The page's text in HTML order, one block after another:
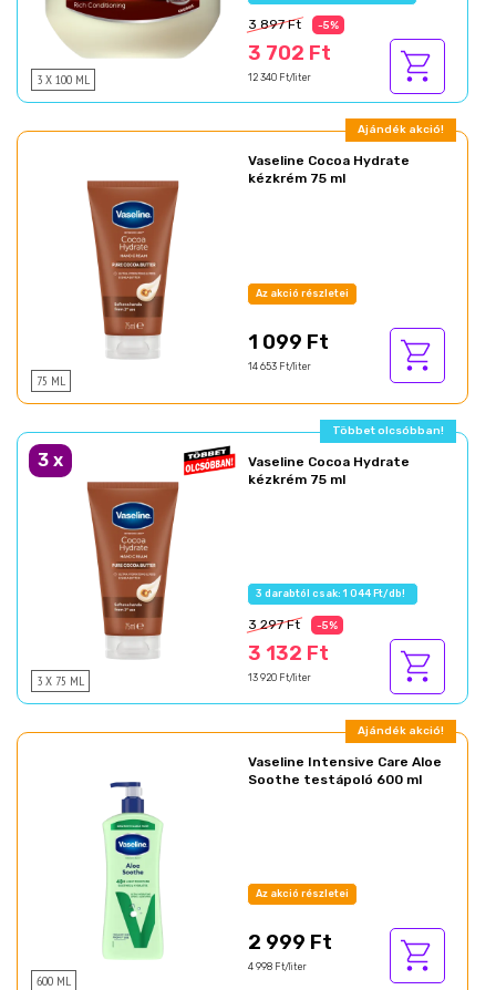
3 X 100 ML
3 897 Ft -5%
3 702 Ft
12 340 Ft/liter
Ajándék akció!
75 ML
Vaseline Cocoa Hydrate
kézkrém 75 ml
Az akció részletei
1 099 Ft
14 653 Ft/liter
Többet olcsóbban!
3 x
3 X 75 ML
Vaseline Cocoa Hydrate
kézkrém 75 ml
3 darabtól csak: 1 044 Ft/db!
3 297 Ft -5%
3 132 Ft
13 920 Ft/liter
Ajándék akció!
600 ML
Vaseline Intensive Care Aloe
Soothe testápoló 600 ml
Az akció részletei
2 999 Ft
4 998 Ft/liter